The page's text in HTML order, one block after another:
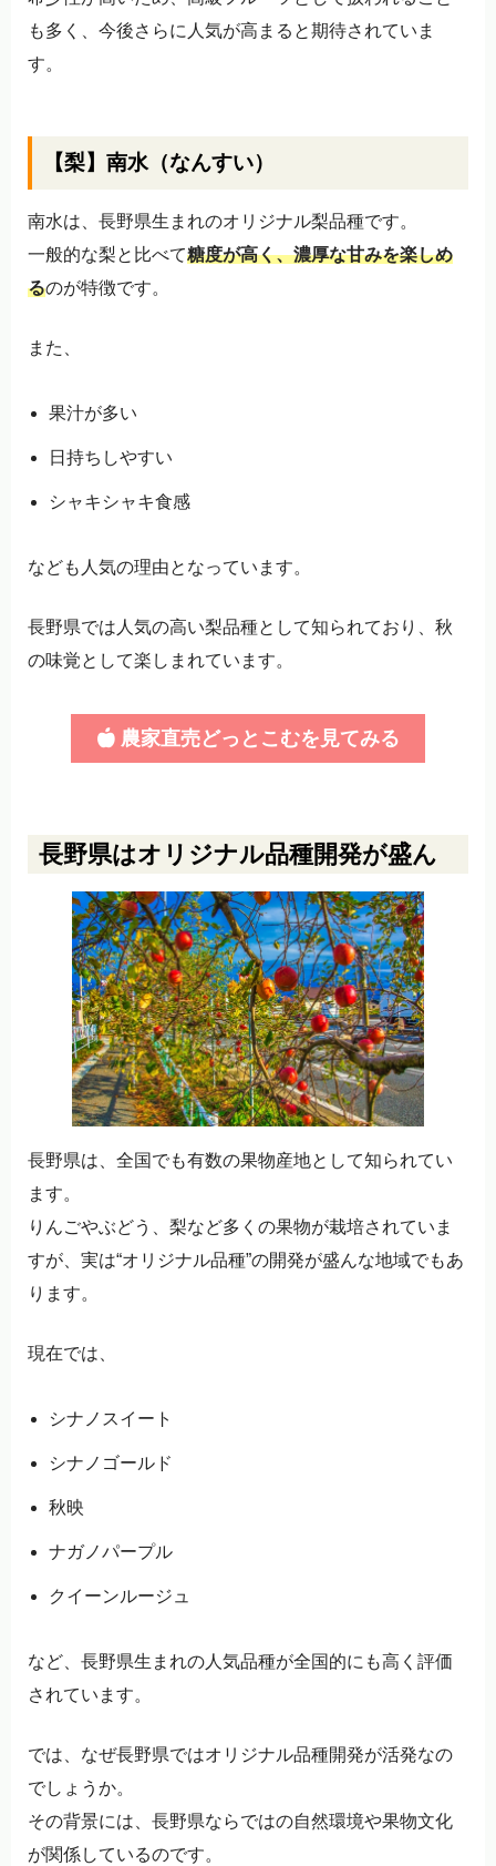
も多く、今後さらに人気が高まると期待されていま
す。
【梨】南水（なんすい）
南水は、長野県生まれのオリジナル梨品種です。
一般的な梨と比べて糖度が高く、濃厚な甘みを楽しめ
るのが特徴です。
また、
果汁が多い
日持ちしやすい
シャキシャキ食感
なども人気の理由となっています。
長野県では人気の高い梨品種として知られており、秋
の味覚として楽しまれています。
農家直売どっとこむを見てみる
長野県はオリジナル品種開発が盛ん
長野県は、全国でも有数の果物産地として知られてい
ます。
りんごやぶどう、梨など多くの果物が栽培されていま
すが、実は“オリジナル品種”の開発が盛んな地域でもあ
ります。
現在では、
シナノスイート
シナノゴールド
秋映
ナガノパープル
クイーンルージュ
など、長野県生まれの人気品種が全国的にも高く評価
されています。
では、なぜ長野県ではオリジナル品種開発が活発なの
でしょうか。
その背景には、長野県ならではの自然環境や果物文化
が関係しているのです。